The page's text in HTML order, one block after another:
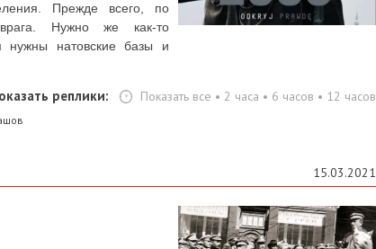
Прежде всего, по
Нужно же как-то
нужны натовские базы и
реплики: Показать все • 2 часа • 6 часов • 12 часов
15.03.2021